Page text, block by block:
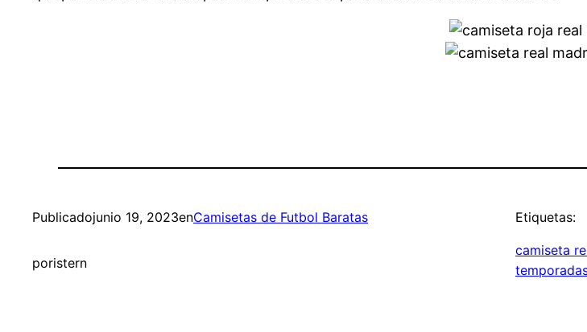
Publicadojunio 19, 2023enCamisetas de Futbol Baratas
poristern
Etiquetas:
camiseta